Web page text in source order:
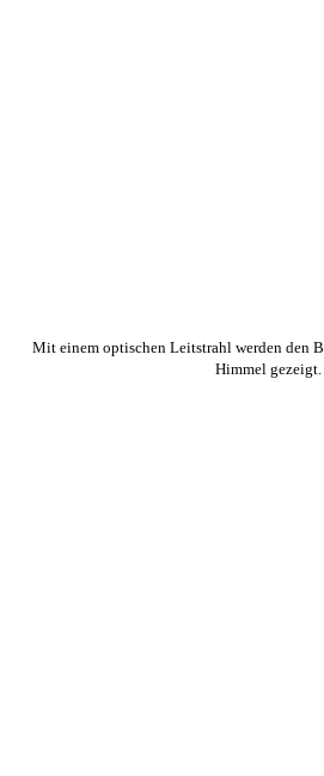
Mit einem optischen Leitstrahl werden den
Himmel gezeigt.